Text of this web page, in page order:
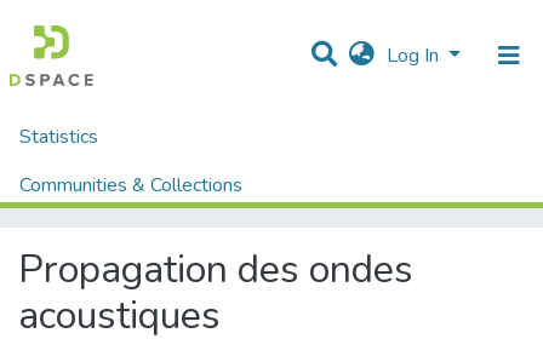
Log In
Statistics
Communities & Collections
Home
Propagation des ondes acoustiques
Propagation des ondes
acoustiques